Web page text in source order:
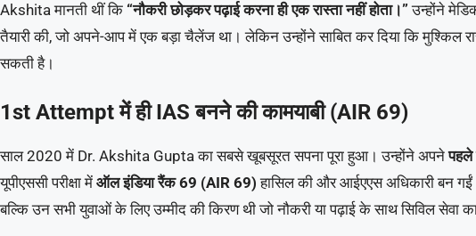
Akshita मानती थीं कि “नौकरी छोड़कर पढ़ाई करना ही एक रास्ता नहीं होता।” उन्होंने
तैयारी की, जो अपने-आप में एक बड़ा चैलेंज था। लेकिन उन्होंने साबित कर दिया कि मुश्किल
सकती है।
1st Attempt में ही IAS बनने की कामयाबी (AIR 69)
साल 2020 में Dr. Akshita Gupta का सबसे खूबसूरत सपना पूरा हुआ। उन्होंने अपनेपहले
यूपीएससी परीक्षा में ऑल इंडिया रैंक 69 (AIR 69) हासिल की और आईएएस अधिकारी बन
बल्कि उन सभी युवाओं के लिए उम्मीद की किरण थी जो नौकरी या पढ़ाई के साथ सिविल सेवा